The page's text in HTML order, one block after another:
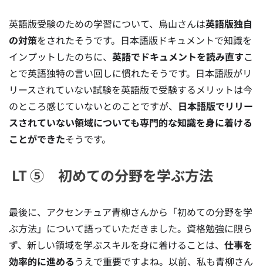
英語版受験のための学習について、 烏山さんは英語版独自
の対策をされたそうです。日本語版ドキュメントで知識を
インプットしたのちに、 英語でドキュメントを読み直すこ
とで英語独特の言い回しに慣れたそうです。日本語版がリ
リースされていない試験を英語版で受験するメリットは今
のところ感じていないとのことですが、 日本語版でリリー
スされていない領域についても専門的な知識を身に着ける
ことができたそうです。
LT ⑤ 初めての分野を学ぶ方法
最後に、アクセンチュア青柳さんから「初めての分野を学
ぶ方法」について語っていただきました。資格勉強に限ら
ず、新しい領域を学ぶスキルを身に着けることは、 仕事を
効率的に進めるうえで重要ですよね。以前、私も青柳さん